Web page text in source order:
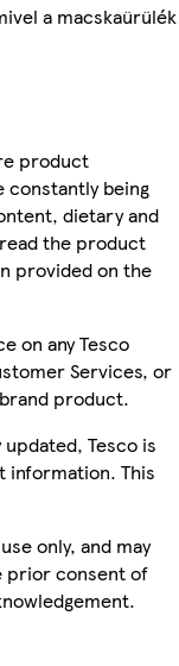
a macskaürülék
product
being
dietary and
the product
provided on the
on any Tesco
Services, or
product.
Tesco is
information. This
only, and may
prior consent of